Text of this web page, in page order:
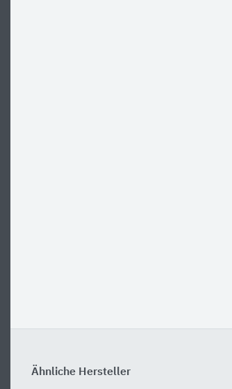
Ähnliche Hersteller